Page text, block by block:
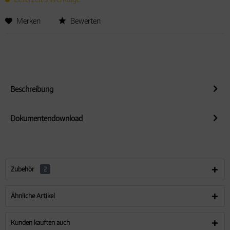
Merken Bewerten
Beschreibung
Dokumentendownload
Zubehör 2
Ähnliche Artikel
Kunden kauften auch